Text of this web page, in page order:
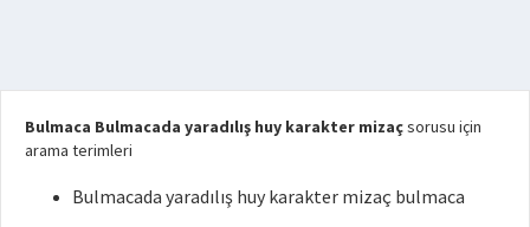
Bulmaca Bulmacada yaradılış huy karakter mizaçsorusu için
arama terimleri
Bulmacada yaradılış huy karakter mizaç bulmaca